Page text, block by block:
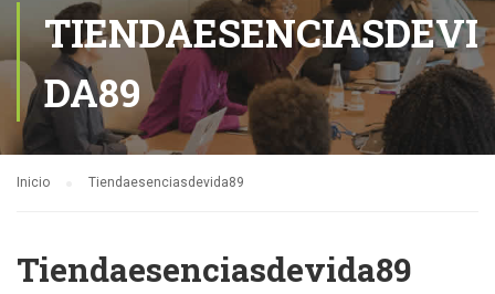
TIENDAESENCIASDEVI
DA89
Inicio Tiendaesenciasdevida89
Tiendaesenciasdevida89